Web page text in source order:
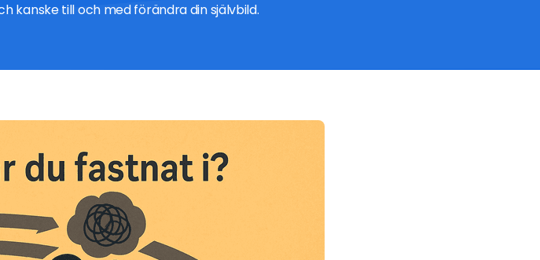
kanske till och med förändra din självbild.